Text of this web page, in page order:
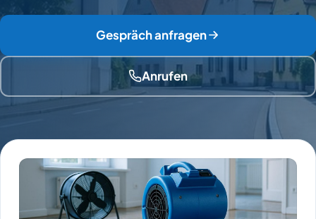
Gespräch anfragen
Anrufen